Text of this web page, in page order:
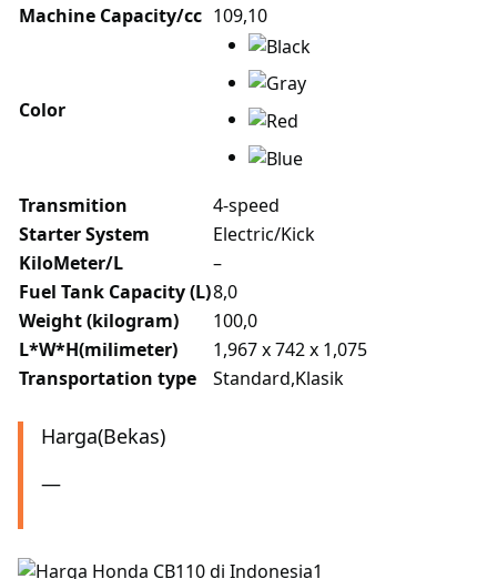
Machine Capacity/cc 109,10
Color
Transmition
4-speed
Starter System
Electric/Kick
KiloMeter/L
–
Fuel Tank Capacity (L)8,0
Weight (kilogram)
100,0
L*W*H(milimeter)
1,967 x 742 x 1,075
Transportation type
Standard,Klasik
Harga(Bekas)
—